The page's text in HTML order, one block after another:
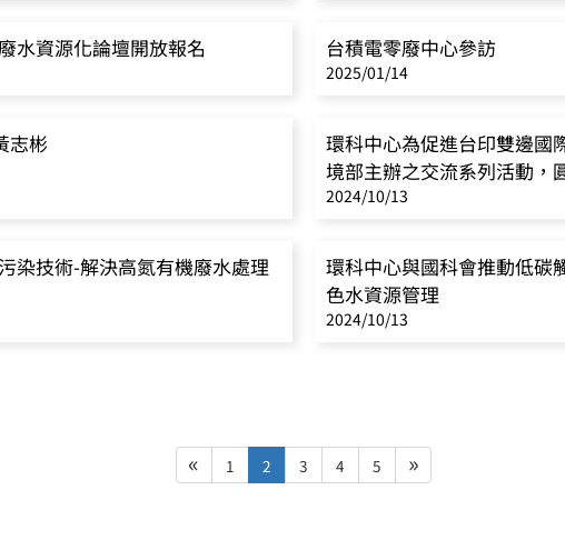
資源化論壇開放報名 台積電零廢中心參訪
2025/01/14
志彬
環科中心為促進台印雙邊國
境部主辦之交流系列活動，
2024/10/13
染技術-解決高氮有機廢水處理
環科中心與國科會推動低碳
色水資源管理
2024/10/13
« 1 2 3 4 5 »